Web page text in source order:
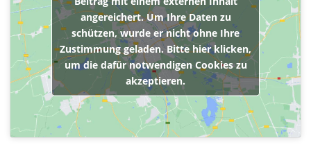
angereichert. Um Ihre Daten zu
schützen, wurde er nicht ohne Ihre
Zustimmung geladen. Bitte hier klicken,
um die dafür notwendigen Cookies zu
akzeptieren.